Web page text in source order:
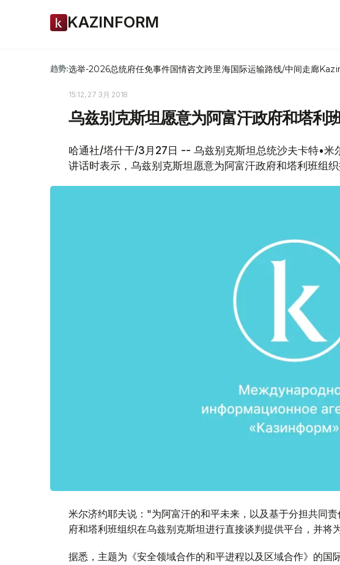
KAZINFORM
趋势:选举-2026总统府任免事件国情咨文跨里海国际运输路线/中间走廊
15:12, 27 3月 2018
乌兹别克斯坦愿意为阿富汗政府和塔利
哈通社/塔什干/3月27日 -- 乌兹别克斯坦总统沙夫卡特•米
讲话时表示，乌兹别克斯坦愿意为阿富汗政府和塔利班组织
米尔济约耶夫说："为阿富汗的和平未来，以及基于分担共同
府和塔利班组织在乌兹别克斯坦进行直接谈判提供平台，并将
据悉，主题为《安全领域合作的和平进程以及区域合作》的国